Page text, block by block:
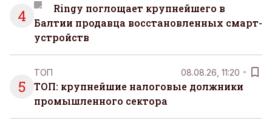
4
Ringy поглощает крупнейшего в
Балтии продавца восстановленных смарт-
устройств
5
ТОП 08.08.26, 11:20
ТОП: крупнейшие налоговые должники
промышленного сектора